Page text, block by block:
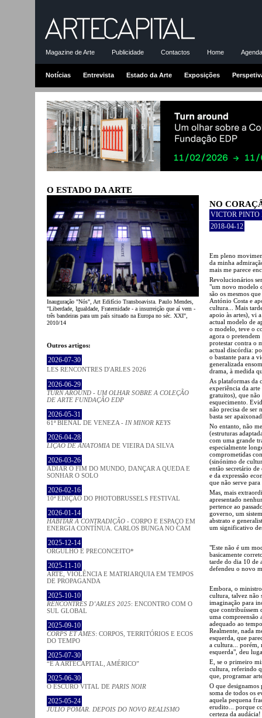
Magazine de Arte Publicidade Contactos Home
Notícias Entrevista Estado da Arte Exposições
O ESTADO DA ARTE
Inauguração "Nós", Art Edifício Transboavista. Paulo Mendes,
"Liberdade, Igualdade, Fraternidade - a insurreição que aí vem -
três bandeiras para um país situado na Europa no séc. XXI",
2010/14
Outros artigos:
2026-07-30
LES RENCONTRES D'ARLES 2026
2026-06-29
TURN AROUND - UM OLHAR SOBRE A COLEÇÃO
DE ARTE FUNDAÇÃO EDP
2026-05-31
61ª BIENAL DE VENEZA - IN MINOR KEYS
2026-04-28
LIÇÃO DE ANATOMIA DE VIEIRA DA SILVA
2026-03-26
ADIAR O FIM DO MUNDO, DANÇAR A QUEDA E
SONHAR O SOLO
2026-02-16
10ª EDIÇÃO DO PHOTOBRUSSELS FESTIVAL
2026-01-14
HABITAR A CONTRADIÇÃO - CORPO E ESPAÇO EM
ENERGIA CONTÍNUA. CARLOS BUNGA NO CAM
2025-12-14
ORGULHO E PRECONCEITO*
2025-11-10
ARTE, VIOLÊNCIA E MATRIARQUIA EM TEMPOS
DE PROPAGANDA
2025-10-10
RENCONTRES D’ARLES 2025: ENCONTRO COM O
SUL GLOBAL
2025-09-10
CORPS ET ÂMES: CORPOS, TERRITÓRIOS E ECOS
DO TEMPO
2025-07-30
“É A ARTECAPITAL, AMÉRICO”
2025-06-30
O ESCURO VITAL DE PARIS NOIR
2025-05-24
JÚLIO POMAR. DEPOIS DO NOVO REALISMO
NO
VICTOR PINTO
2018-04-12
Em pleno
da minha
mais me parece
Revolucionários
"um novo modelo
são os mesmos
António Costa e
cultura... Mais
apoio às artes), vi
actual modelo de
o modelo, teve o
agora o
protestar contra o
actual discórdia:
o bastante para a
generalizada
drama, à medida
As plataformas da
experiência da
gratuitos), que não
esquecimento.
não precisa de ser
basta ser
No entanto, não
(estruturas
com uma grande
especialmente
comprometidas
(sinónimo de
então secretário
e da expressão
que não serve
Mas, mais
apresentado
pertence ao
governo, um
abstrato e
um significativo
"Este não é um
basicamente
tarde do dia 10 de
defendeu o novo
Embora, o ministro
cultura, talvez não
imaginação para
que contribuíssem
uma compreensão
adequado ao
Realmente, nada
esquerda, que
a cultura... porém,
esquerda", deu
E, se o primeiro
cultura, referindo
que, programar
O que
soma de todos os
aquela pequena
erudito... porque
certeza da audácia!